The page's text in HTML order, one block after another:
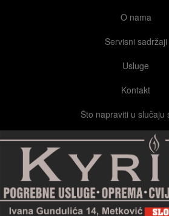
O nama
Servisni sadržaji
Usluge
Kontakt
Što napraviti u slučaju